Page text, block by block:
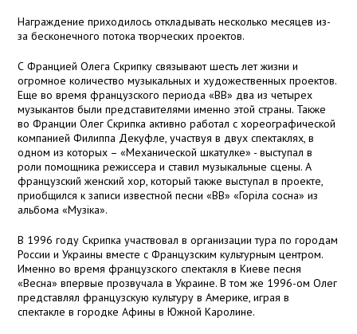
Награждение приходилось откладывать несколько месяцев из-
за бесконечного потока творческих проектов.
С Францией Олега Скрипку связывают шесть лет жизни и
огромное количество музыкальных и художественных проектов.
Еще во время французского периода «ВВ» два из четырех
музыкантов были представителями именно этой страны. Также
во Франции Олег Скрипка активно работал с хореографической
компанией Филиппа Декуфле, участвуя в двух спектаклях, в
одном из которых – «Механической шкатулке» - выступал в
роли помощника режиссера и ставил музыкальные сцены. А
французский женский хор, который также выступал в проекте,
приобщился к записи известной песни «ВВ» «Горіла сосна» из
альбома «Музіка».
В 1996 году Скрипка участвовал в организации тура по городам
России и Украины вместе с Французским культурным центром.
Именно во время французского спектакля в Киеве песня
«Весна» впервые прозвучала в Украине. В том же 1996-ом Олег
представлял французскую культуру в Америке, играя в
спектакле в городке Афины в Южной Каролине.